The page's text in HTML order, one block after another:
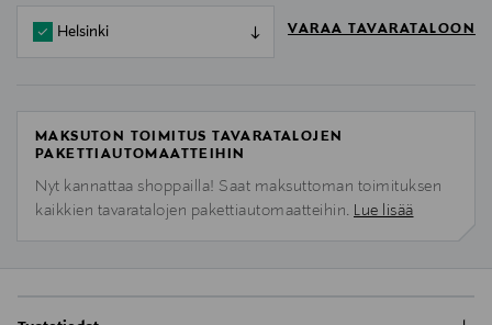
Helsinki VARAA TAVARATALOON
MAKSUTON TOIMITUS TAVARATALOJEN
PAKETTIAUTOMAATTEIHIN
Nyt kannattaa shoppailla! Saat maksuttoman toimituksen
kaikkien tavaratalojen pakettiautomaatteihin. Lue lisää